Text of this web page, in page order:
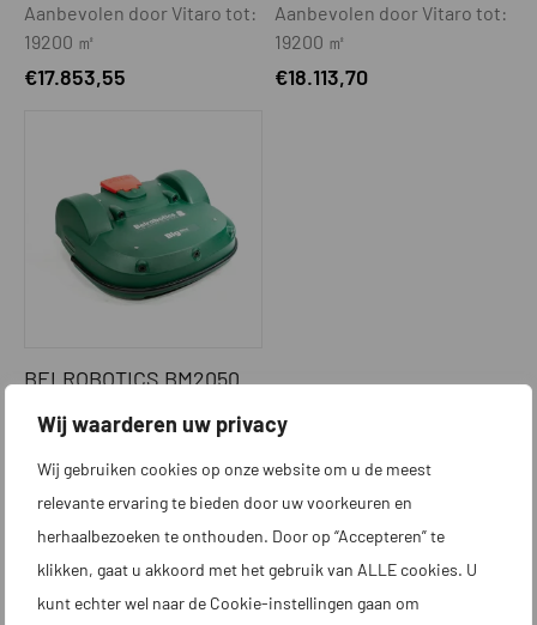
Wij waarderen uw privacy
Wij gebruiken cookies op onze website om u de meest
relevante ervaring te bieden door uw voorkeuren en
herhaalbezoeken te onthouden. Door op “Accepteren” te
klikken, gaat u akkoord met het gebruik van ALLE cookies. U
kunt echter wel naar de Cookie-instellingen gaan om
Aanbevolen door Vitaro tot:
19200 ㎡
€17.853,55
Aanbevolen door Vitaro tot:
19200 ㎡
€18.113,70
BELROBOTICS BM2050
RTK (INCL.
LAADSTATION)
Aanbevolen door Vitaro tot:
36000 ㎡
27.291,55